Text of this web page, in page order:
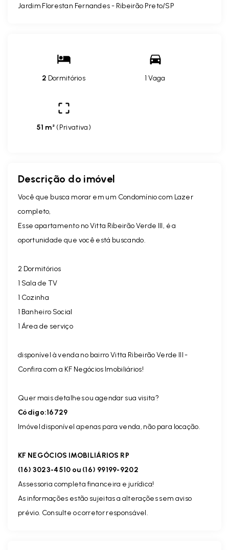
Jardim Florestan Fernandes - Ribeirão Preto/SP
2 Dormitórios 1 Vaga
51 m² (Privativa)
Descrição do imóvel
Você que busca morar em um Condomínio com Lazer
completo,
Esse apartamento no Vitta Ribeirão Verde III, é a
oportunidade que você está buscando.
2 Dormitórios
1 Sala de TV
1 Cozinha
1 Banheiro Social
1 Área de serviço
disponível à venda no bairro Vitta Ribeirão Verde III -
Confira com a KF Negócios Imobiliários!
Quer mais detalhes ou agendar sua visita?
Código:16729
Imóvel disponível apenas para venda, não para locação.
KF NEGÓCIOS IMOBILIÁRIOS RP
(16) 3023-4510 ou (16) 99199-9202
Assessoria completa financeira e jurídica!
As informações estão sujeitas a alterações sem aviso
prévio. Consulte o corretor responsável.